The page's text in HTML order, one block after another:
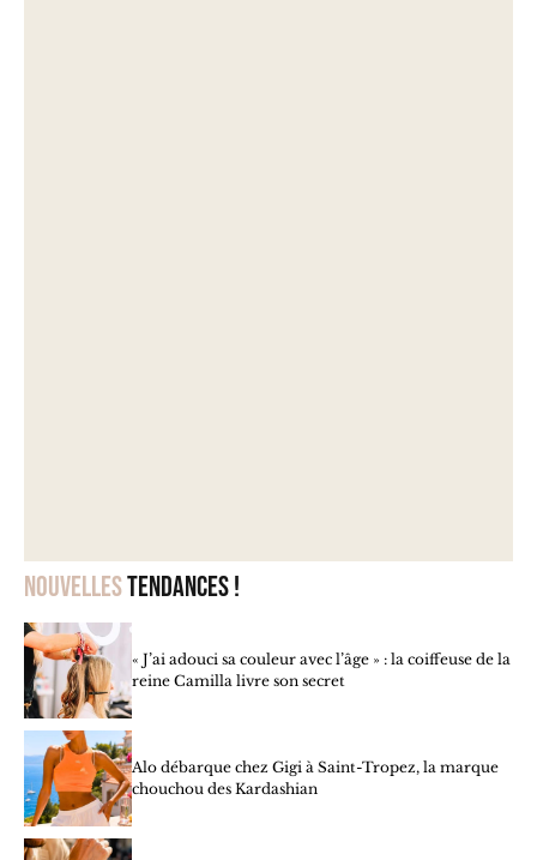
Nouvellestendances !
« J’ai adouci sa couleur avec l’âge » : la coiffeuse de la
reine Camilla livre son secret
Alo débarque chez Gigi à Saint-Tropez, la marque
chouchou des Kardashian